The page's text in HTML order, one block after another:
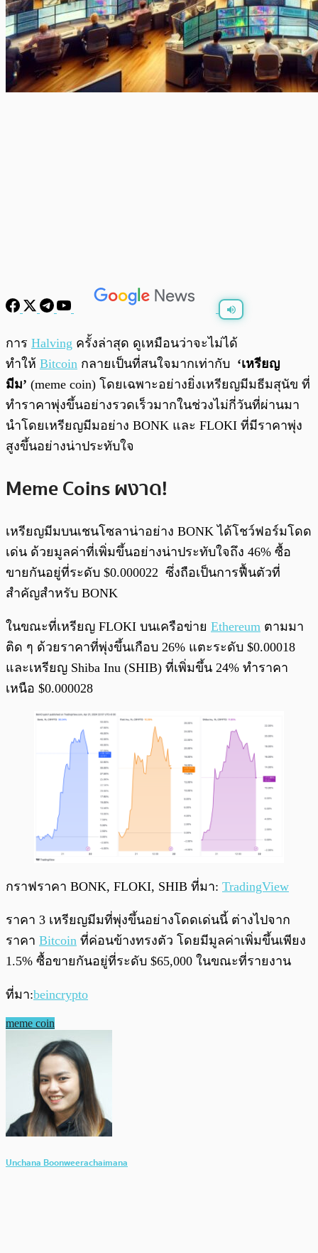
การ Halving ครั้งล่าสุด ดูเหมือนว่าจะไม่ได้
ทำให้ Bitcoin กลายเป็นที่สนใจมากเท่ากับ ‘เหรียญ
มีม’ (meme coin) โดยเฉพาะอย่างยิ่งเหรียญมีมธีมสุนัข ที่
ทำราคาพุ่งขึ้นอย่างรวดเร็วมากในช่วงไม่กี่วันที่ผ่านมา
นำโดยเหรียญมีมอย่าง BONK และ FLOKI ที่มีราคาพุ่ง
สูงขึ้นอย่างน่าประทับใจ
Meme Coins ผงาด!
เหรียญมีมบนเชนโซลาน่าอย่าง BONK ได้โชว์ฟอร์มโดด
เด่น ด้วยมูลค่าที่เพิ่มขึ้นอย่างน่าประทับใจถึง 46% ซื้อ
ขายกันอยู่ที่ระดับ $0.000022 ซึ่งถือเป็นการฟื้นตัวที่
สำคัญสำหรับ BONK
ในขณะที่เหรียญ FLOKI บนเครือข่าย Ethereum ตามมา
ติด ๆ ด้วยราคาที่พุ่งขึ้นเกือบ 26% แตะระดับ $0.00018
และเหรียญ Shiba Inu (SHIB) ที่เพิ่มขึ้น 24% ทำราคา
เหนือ $0.000028
กราฟราคา BONK, FLOKI, SHIB ที่มา: TradingView
ราคา 3 เหรียญมีมที่พุ่งขึ้นอย่างโดดเด่นนี้ ต่างไปจาก
ราคา Bitcoin ที่ค่อนข้างทรงตัว โดยมีมูลค่าเพิ่มขึ้นเพียง
1.5% ซื้อขายกันอยู่ที่ระดับ $65,000 ในขณะที่รายงาน
ที่มา:beincrypto
meme coin
Unchana Boonweerachaimana